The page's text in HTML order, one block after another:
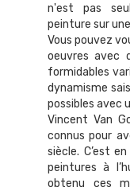
n'est pas
peinture sur
Vous pouvez
oeuvres avec
formidables
dynamisme
possibles avec
Vincent Van
connus pour
siècle. C’est
peintures à
obtenu ces